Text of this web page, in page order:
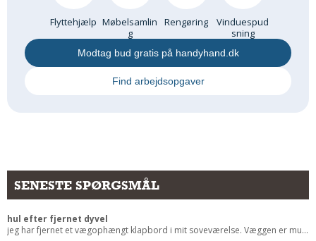
Flyttehjælp Møbelsamlin
g
Rengøring
Vinduespud
sning
Modtag bud gratis på handyhand.dk
Find arbejdsopgaver
SENESTE SPØRGSMÅL
hul efter fjernet dyvel
jeg har fjernet et vægophængt klapbord i mit soveværelse. Væggen er mu...